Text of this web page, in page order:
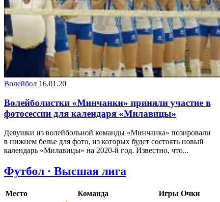
Волейбол 16.01.20
Волейболистки «Минчанки» приняли участие в
фотосессии для календаря «Милавицы»
Девушки из волейбольной команды «Минчанка» позировали
в нижнем белье для фото, из которых будет состоять новый
календарь «Милавицы» на 2020-й год. Известно, что...
Футбол · Высшая лига
Место Команда Игры Очки